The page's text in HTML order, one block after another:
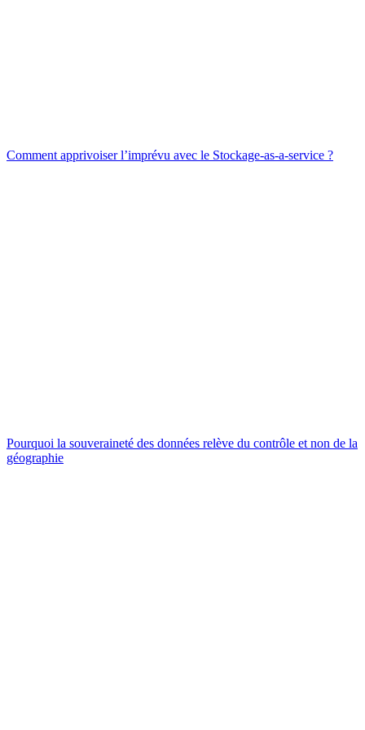
Comment apprivoiser l’imprévu avec le Stockage-as-a-service ?
Pourquoi la souveraineté des données relève du contrôle et non de la
géographie